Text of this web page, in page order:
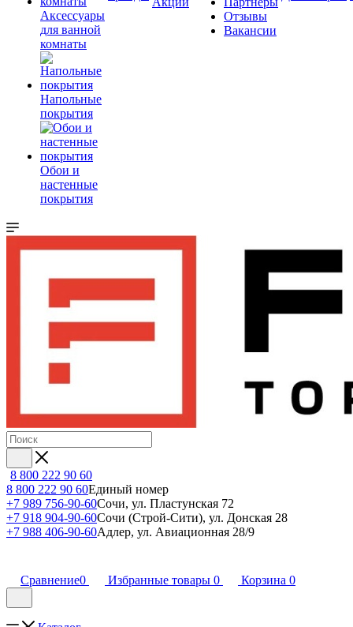
Аксессуары
для ванной
комнаты
Напольные
покрытия
Обои и
настенные
покрытия
Отзывы
Вакансии
8 800 222 90 60
8 800 222 90 60Единый номер
+7 989 756-90-60Сочи, ул. Пластунская 72
+7 918 904-90-60Сочи (Строй-Сити), ул. Донская 28
+7 988 406-90-60Адлер, ул. Авиационная 28/9
Сравнение0 Избранные товары 0 Корзина 0